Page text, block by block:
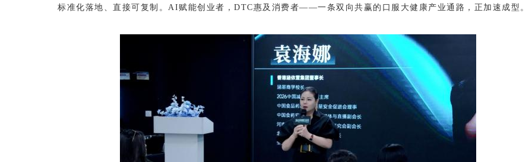
标准化落地、直接可复制。AI赋能创业者，DTC惠及消费者——一条双向共赢的口服大健康产业通路，正加速成型。